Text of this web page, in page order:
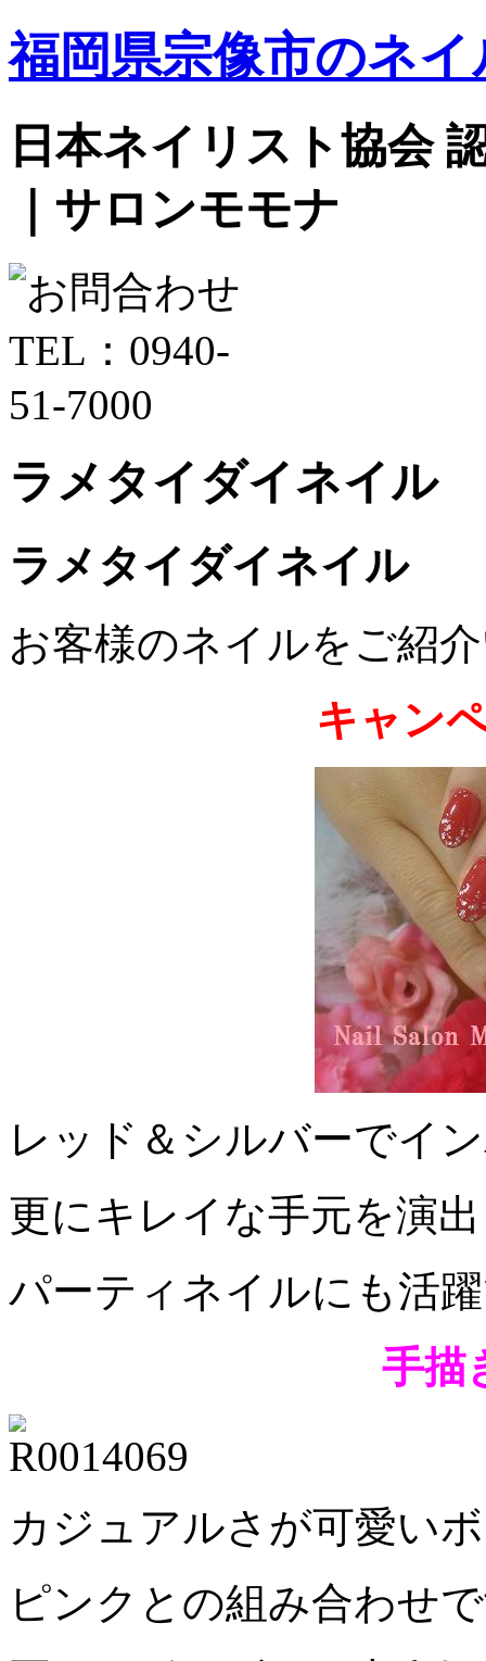
福岡県宗像市のネ
日本ネイリスト協会
｜サロンモモナ
ラメタイダイネイル
ラメタイダイネイル
お客様のネイルをご紹
キャン
レッド＆シルバーでイ
更にキレイな手元を演
パーティネイルにも活
手描
カジュアルさが可愛い
ピンクとの組み合わせ